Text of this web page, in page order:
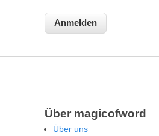
Über magicofword
Über uns